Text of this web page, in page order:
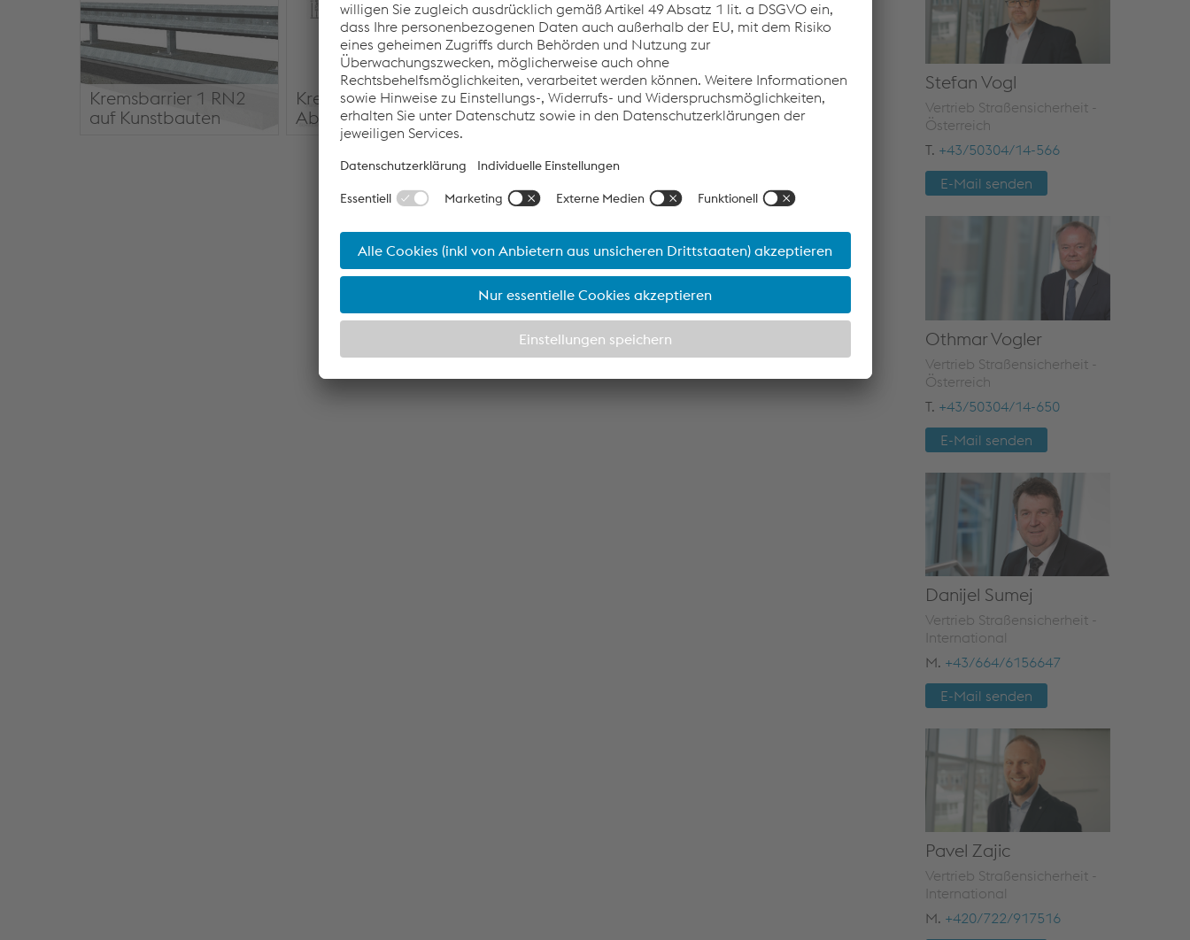
Kremsbarrier 1 RN2
auf Kunstbauten
Kremsbarrier 1 RN2C
Absenkung kurz
Absenkung über 1 Feld
Kremsbarrier 1 RN2C
Absenkung lang
Absenkung über 3 Felder
Stefan Vogl
Vertrieb Straßensicherheit -
Österreich
T. +43/50304/14-566
E-Mail senden
Othmar Vogler
Vertrieb Straßensicherheit -
Österreich
T. +43/50304/14-650
E-Mail senden
Danijel Sumej
Vertrieb Straßensicherheit -
International
M. +43/664/6156647
E-Mail senden
Pavel Zajic
Vertrieb Straßensicherheit -
International
M. +420/722/917516